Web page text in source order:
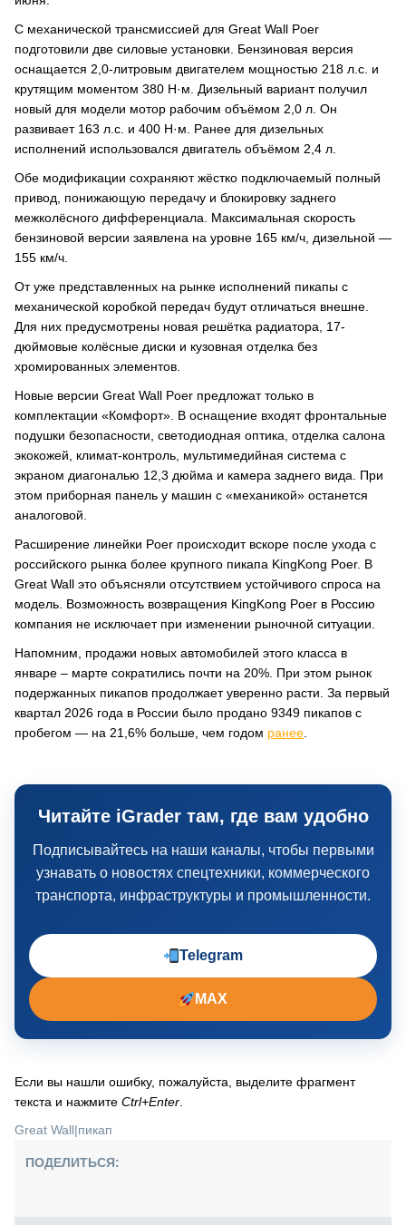
С механической трансмиссией для Great Wall Poer
подготовили две силовые установки. Бензиновая версия
оснащается 2,0-литровым двигателем мощностью 218 л.с. и
крутящим моментом 380 Н·м. Дизельный вариант получил
новый для модели мотор рабочим объёмом 2,0 л. Он
развивает 163 л.с. и 400 Н·м. Ранее для дизельных
исполнений использовался двигатель объёмом 2,4 л.
Обе модификации сохраняют жёстко подключаемый полный
привод, понижающую передачу и блокировку заднего
межколёсного дифференциала. Максимальная скорость
бензиновой версии заявлена на уровне 165 км/ч, дизельной —
155 км/ч.
От уже представленных на рынке исполнений пикапы с
механической коробкой передач будут отличаться внешне.
Для них предусмотрены новая решётка радиатора, 17-
дюймовые колёсные диски и кузовная отделка без
хромированных элементов.
Новые версии Great Wall Poer предложат только в
комплектации «Комфорт». В оснащение входят фронтальные
подушки безопасности, светодиодная оптика, отделка салона
экокожей, климат-контроль, мультимедийная система с
экраном диагональю 12,3 дюйма и камера заднего вида. При
этом приборная панель у машин с «механикой» останется
аналоговой.
Расширение линейки Poer происходит вскоре после ухода с
российского рынка более крупного пикапа KingKong Poer. В
Great Wall это объясняли отсутствием устойчивого спроса на
модель. Возможность возвращения KingKong Poer в Россию
компания не исключает при изменении рыночной ситуации.
Напомним, продажи новых автомобилей этого класса в
январе – марте сократились почти на 20%. При этом рынок
подержанных пикапов продолжает уверенно расти. За первый
квартал 2026 года в России было продано 9349 пикапов с
пробегом — на 21,6% больше, чем годом ранее
Читайте iGrader там, где вам удобно
Подписывайтесь на наши каналы, чтобы первыми
узнавать о новостях спецтехники, коммерческого
транспорта, инфраструктуры и промышленности.
Telegram
MAX
Если вы нашли ошибку, пожалуйста, выделите фрагмент
текста и нажмите Ctrl+Enter
Great Wall|пикап
ПОДЕЛИТЬСЯ: